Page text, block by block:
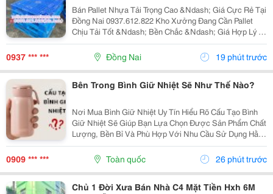
Bán Pallet Nhựa Tải Trọng Cao &Ndash; Giá Cực Rẻ Tại
Đồng Nai 0937.612.822 Kho Xưởng Đang Cần Pallet
Chịu Tải Tốt &Ndash; Bền Chắc &Ndash; Giá Hợp Lý ?
Có Ngay Đây Ạ! Pallet Nhựa Tải Trọng Cao &Ndash;
Chuyên Dùng: ✅ Kê Hàng Hóa, Máy Móc, Nguyên...
0937 *** *** Đồng Nai 19 phút trước
Bên Trong Bình Giữ Nhiệt Sẽ Như Thế Nào?
Nơi Mua Bình Giữ Nhiệt Uy Tín Hiểu Rõ Cấu Tạo Bình
Giữ Nhiệt Sẽ Giúp Bạn Lựa Chọn Được Sản Phẩm Chất
Lượng, Bền Bỉ Và Phù Hợp Với Nhu Cầu Sử Dụng Hằng
Ngày. Nếu Bạn Đang Tìm Kiếm Bình Giữ Nhiệt Chất
Lượng, Hãy Tham Khảo Các Sản Phẩm Giữ Nhiệt...
0909 *** *** Toàn quốc 26 phút trước
Chủ 1 Đời Xưa Bán Nhà C4 Mặt Tiền Hxh 6M